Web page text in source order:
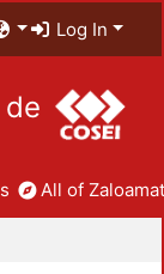
Log In
All of